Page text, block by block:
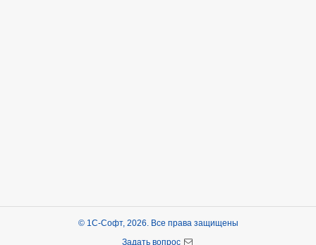
© 1С-Софт, 2026. Все права защищены
Задать вопрос